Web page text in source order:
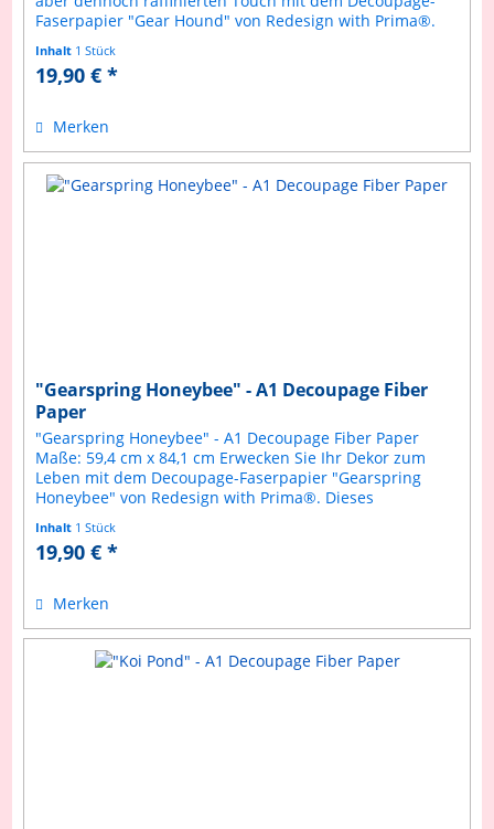
Faserpapier "Gear Hound" von Redesign with Prima®.
Inhalt 1 Stück
19,90 € *
Merken
"Gearspring Honeybee" - A1 Decoupage Fiber
Paper
"Gearspring Honeybee" - A1 Decoupage Fiber Paper
Maße: 59,4 cm x 84,1 cm Erwecken Sie Ihr Dekor zum
Leben mit dem Decoupage-Faserpapier "Gearspring
Honeybee" von Redesign with Prima®. Dieses
Inhalt 1 Stück
19,90 € *
Merken